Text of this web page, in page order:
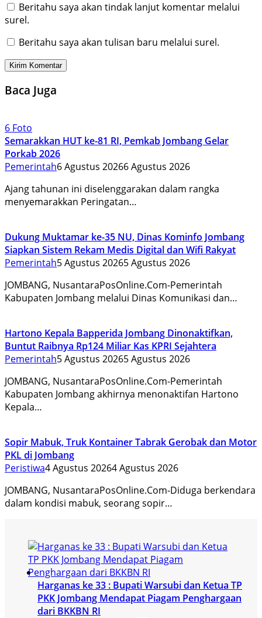
Beritahu saya akan tindak lanjut komentar melalui
surel.
Beritahu saya akan tulisan baru melalui surel.
Baca Juga
6 Foto
Semarakkan HUT ke-81 RI, Pemkab Jombang Gelar
Porkab 2026
Pemerintah6 Agustus 20266 Agustus 2026
Ajang tahunan ini diselenggarakan dalam rangka
menyemarakkan Peringatan…
Dukung Muktamar ke-35 NU, Dinas Kominfo Jombang
Siapkan Sistem Rekam Medis Digital dan Wifi Rakyat
Pemerintah5 Agustus 20265 Agustus 2026
JOMBANG, NusantaraPosOnline.Com-Pemerintah
Kabupaten Jombang melalui Dinas Komunikasi dan…
Hartono Kepala Bapperida Jombang Dinonaktifkan,
Buntut Raibnya Rp124 Miliar Kas KPRI Sejahtera
Pemerintah5 Agustus 20265 Agustus 2026
JOMBANG, NusantaraPosOnline.Com-Pemerintah
Kabupaten Jombang akhirnya menonaktifan Hartono
Kepala…
Sopir Mabuk, Truk Kontainer Tabrak Gerobak dan Motor
PKL di Jombang
Peristiwa4 Agustus 20264 Agustus 2026
JOMBANG, NusantaraPosOnline.Com-Diduga berkendara
dalam kondisi mabuk, seorang sopir…
Harganas ke 33 : Bupati Warsubi dan Ketua TP
PKK Jombang Mendapat Piagam Penghargaan
dari BKKBN RI